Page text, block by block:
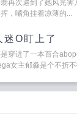
再次遇到了她风光霁
，嘴角挂着凉薄的...
迷O盯上了
穿进了一本百合
女主郁淼是个不折